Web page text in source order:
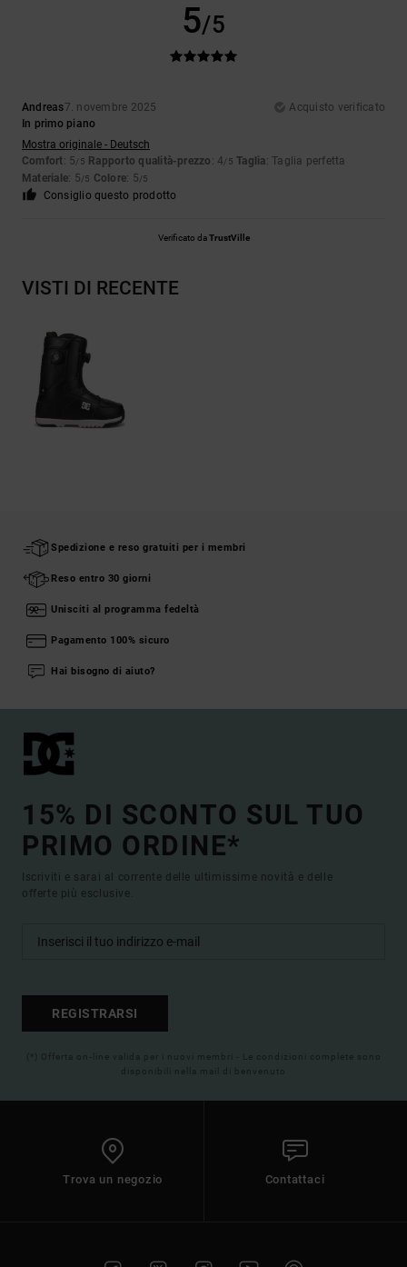
5/5
Andreas7. novembre 2025
Acquisto verificato
In primo piano
Mostra originale - Deutsch
Comfort: 5/5 Rapporto qualità-prezzo : 4/5 Taglia: Taglia perfetta
Materiale: 5/5 Colore: 5/5
Consiglio questo prodotto
Verificato daTrustVille
VISTI DI RECENTE
Spedizione e reso gratuiti per i membri
Reso entro 30 giorni
Unisciti al programma fedeltà
Pagamento 100% sicuro
Hai bisogno di aiuto?
15% DI SCONTO SUL TUO
PRIMO ORDINE*
Iscriviti e sarai al corrente delle ultimissime novità e delle
offerte più esclusive.
REGISTRARSI
(*) Offerta on-line valida per i nuovi membri - Le condizioni complete sono
disponibili nella mail di benvenuto
Trova un negozio Contattaci